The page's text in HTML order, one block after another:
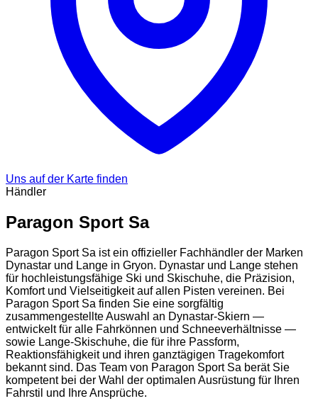
Uns auf der Karte finden
Händler
Paragon Sport Sa
Paragon Sport Sa ist ein offizieller Fachhändler der Marken
Dynastar und Lange in Gryon. Dynastar und Lange stehen
für hochleistungsfähige Ski und Skischuhe, die Präzision,
Komfort und Vielseitigkeit auf allen Pisten vereinen. Bei
Paragon Sport Sa finden Sie eine sorgfältig
zusammengestellte Auswahl an Dynastar-Skiern —
entwickelt für alle Fahrkönnen und Schneeverhältnisse —
sowie Lange-Skischuhe, die für ihre Passform,
Reaktionsfähigkeit und ihren ganztägigen Tragekomfort
bekannt sind. Das Team von Paragon Sport Sa berät Sie
kompetent bei der Wahl der optimalen Ausrüstung für Ihren
Fahrstil und Ihre Ansprüche.